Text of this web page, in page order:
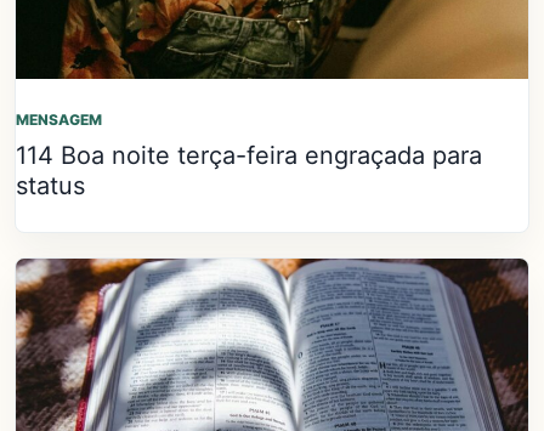
MENSAGEM
114 Boa noite terça-feira engraçada para
status